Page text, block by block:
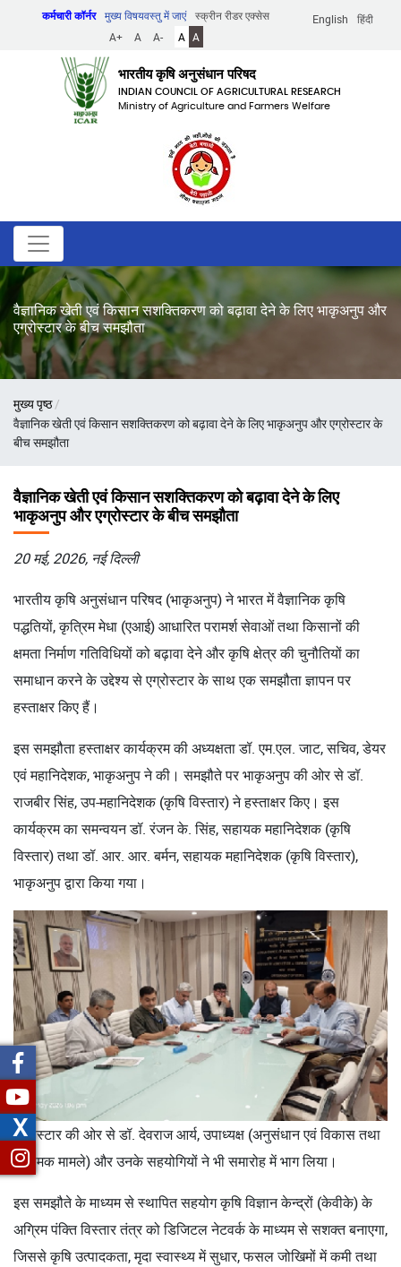
English हिंदी
कर्मचारी कॉर्नर मुख्य विषयवस्तु में जाएं
स्क्रीन रीडर एक्सेस
A+
A A- A A
भारतीय कृषि अनुसंधान परिषद
INDIAN COUNCIL OF AGRICULTURAL RESEARCH
Ministry of Agriculture and Farmers Welfare
वैज्ञानिक खेती एवं किसान सशक्तिकरण को बढ़ावा देने के लिए भाकृअनुप और
एग्रोस्टार के बीच समझौता
पग
चिन्ह
मुख्य पृष्ठ
वैज्ञानिक खेती एवं किसान सशक्तिकरण को बढ़ावा देने के लिए भाकृअनुप और एग्रोस्टार के
बीच समझौता
वैज्ञानिक खेती एवं किसान सशक्तिकरण को बढ़ावा देने के लिए
भाकृअनुप और एग्रोस्टार के बीच समझौता
20 मई, 2026, नई दिल्ली
भारतीय कृषि अनुसंधान परिषद (भाकृअनुप) ने भारत में वैज्ञानिक कृषि
पद्धतियों, कृत्रिम मेधा (एआई) आधारित परामर्श सेवाओं तथा किसानों की
क्षमता निर्माण गतिविधियों को बढ़ावा देने और कृषि क्षेत्र की चुनौतियों का
समाधान करने के उद्देश्य से एग्रोस्टार के साथ एक समझौता ज्ञापन पर
हस्ताक्षर किए हैं।
इस समझौता हस्ताक्षर कार्यक्रम की अध्यक्षता डॉ. एम.एल. जाट, सचिव, डेयर
एवं महानिदेशक, भाकृअनुप ने की। समझौते पर भाकृअनुप की ओर से डॉ.
राजबीर सिंह, उप-महानिदेशक (कृषि विस्तार) ने हस्ताक्षर किए। इस
कार्यक्रम का समन्वयन डॉ. रंजन के. सिंह, सहायक महानिदेशक (कृषि
विस्तार) तथा डॉ. आर. आर. बर्मन, सहायक महानिदेशक (कृषि विस्तार),
भाकृअनुप द्वारा किया गया।
एग्रोस्टार की ओर से डॉ. देवराज आर्य, उपाध्यक्ष (अनुसंधान एवं विकास तथा
नियामक मामले) और उनके सहयोगियों ने भी समारोह में भाग लिया।
इस समझौते के माध्यम से स्थापित सहयोग कृषि विज्ञान केन्द्रों (केवीके) के
अग्रिम पंक्ति विस्तार तंत्र को डिजिटल नेटवर्क के माध्यम से सशक्त बनाएगा,
जिससे कृषि उत्पादकता, मृदा स्वास्थ्य में सुधार, फसल जोखिमों में कमी तथा
X